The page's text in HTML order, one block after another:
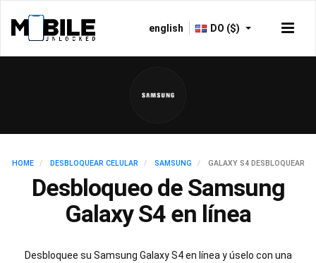
english DO ($)
HOME DESBLOQUEAR CELULAR SAMSUNG GALAXY S4 DESBLOQUEAR
Desbloqueo de Samsung
Galaxy S4 en línea
Desbloquee su Samsung Galaxy S4 en línea y úselo con una